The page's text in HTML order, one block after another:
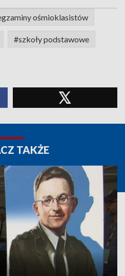
ośmioklasistów
#szkoły podstawowe
TAKŻE